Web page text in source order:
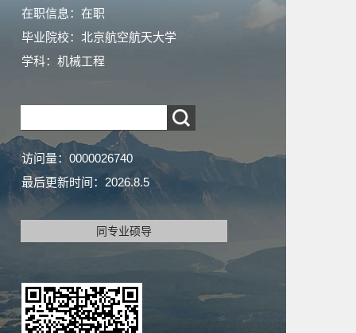
在职信息：在职
毕业院校：北京航空航天大学
学科：机械工程
访问量： 0000026740
最后更新时间： 2026.8.5
同专业硕导